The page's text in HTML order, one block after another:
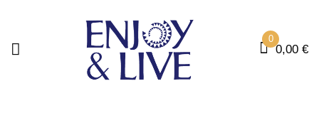
0
0,00 €